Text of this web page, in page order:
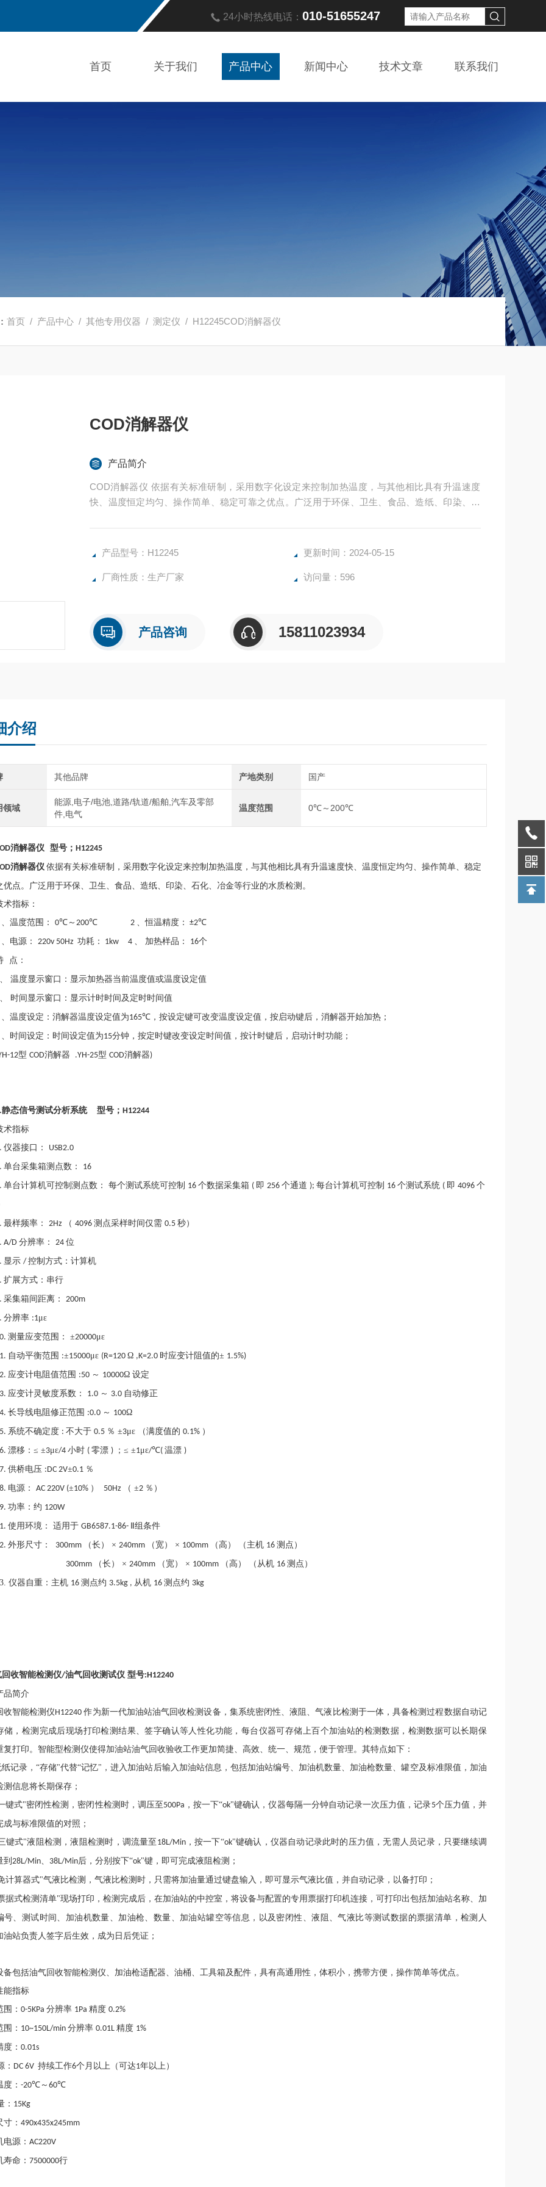
24小时热线电话： 010-51655247
首页 关于我们 产品中心 新闻中心 技术文章 联系我们
首页 / 产品中心 /其他专用仪器 /测定仪 / H12245COD消解器仪
COD消解器仪
产品简介
COD消解器仪 依据有关标准研制，采用数字化设定来控制加热温度，与其他相比具有升温速度
快、温度恒定均匀、操作简单、稳定可靠之优点。广泛用于环保、卫生、食品、造纸、印染、石
产品型号：H12245 更新时间：2024-05-15
厂商性质：生产厂家 访问量：596
产品咨询 15811023934
介绍
其他品牌 产地类别 国产
领域
能源,电子/电池,道路/轨道/船舶,汽车及零部
件,电气
温度范围 0℃～200℃
消解器仪 型号； H12245
消解器仪 依据有关标准研制，采用数字化设定来控制加热温度，与其他相比具有升温速度快、温度恒定均匀、操作简单、稳定
优点。广泛用于环保、卫生、食品、造纸、印染、石化、冶金等行业的水质检测。
术指标：
、温度范围： 0℃～ 200℃ 2 、恒温精度： ±2℃
、电源： 220v 50Hz 功耗： 1kw 4 、 加热样品： 16个
点：
温度显示窗口：显示加热器当前温度值或温度设定值
时间显示窗口：显示计时时间及定时时间值
、温度设定：消解器温度设定值为165℃，按设定键可改变温度设定值，按启动键后，消解器开始加热；
、时间设定：时间设定值为15分钟，按定时键改变设定时间值，按计时键后，启动计时功能；
12型 COD消解器 .YH-25型 COD消解器)
静态信号测试分析系统 型号； H12244
术指标
仪器接口： USB2.0
单台采集箱测点数： 16
单台计算机可控制测点数： 每个测试系统可控制 16 个数据采集箱 ( 即 256 个通道 ); 每台计算机可控制 16 个测试系统 ( 即 4096 个
最样频率： 2Hz （ 4096 测点采样时间仅需 0.5 秒）
A/D 分辨率： 24 位
显示 / 控制方式：计算机
扩展方式：串行
采集箱间距离： 200m
分辨率 :1με
测量应变范围： ±20000με
自动平衡范围 :±15000με (R=120 Ω ,K=2.0 时应变计阻值的± 1.5%)
应变计电阻值范围 :50 ～ 10000Ω 设定
应变计灵敏度系数： 1.0 ～ 3.0 自动修正
长导线电阻修正范围 :0.0 ～ 100Ω
系统不确定度 : 不大于 0.5 ％ ±3με （满度值的 0.1% ）
漂移：≤ ±3με/4 小时 ( 零漂 ) ；≤ ±1με/℃( 温漂 )
供桥电压 :DC 2V±0.1 ％
电源： AC 220V (±10% ） 50Hz （ ±2 ％）
功率：约 120W
使用环境： 适用于 GB6587.1-86- Ⅱ组条件
外形尺寸： 300mm （长） × 240mm （宽） × 100mm （高） （主机 16 测点）
300mm （长） × 240mm （宽） × 100mm （高） （从机 16 测点）
仪器自重：主机 16 测点约 3.5kg , 从机 16 测点约 3kg
回收智能检测仪/油气回收测试仪 型号:H12240
品简介
收智能检测仪H12240作为新一代加油站油气回收检测设备，集系统密闭性、液阻、气液比检测于一体，具备检测过程数据自动记
储，检测完成后现场打印检测结果、签字确认等人性化功能，每台仪器可存储上百个加油站的检测数据，检测数据可以长期保
复打印。智能型检测仪使得加油站油气回收验收工作更加简捷、高效、统一、规范，便于管理。其特点如下：
记录，“存储"代替“记忆"，进入加油站后输入加油站信息，包括加油站编号、加油机数量、加油枪数量、罐空及标准限值，加油
测信息将长期保存；
键式"密闭性检测，密闭性检测时，调压至500Pa ，按一下“ok"键确认，仪器每隔一分钟自动记录一次压力值，记录5个压力值，并
成与标准限值的对照；
键式"液阻检测，液阻检测时，调流量至 18L/Min，按一下“ok"键确认，仪器自动记录此时的压力值，无需人员记录，只要继续调
到 28L/Min、 38L/Min后，分别按下“ok"键，即可完成液阻检测；
计算器式"气液比检测，气液比检测时，只需将加油量通过键盘输入，即可显示气液比值，并自动记录，以备打印；
据式检测清单"现场打印，检测完成后，在加油站的中控室，将设备与配置的专用票据打印机连接，可打印出包括加油站名称、加
号、测试时间、加油机数量、加油枪、数量、加油站罐空等信息，以及密闭性、液阻、气液比等测试数据的票据清单，检测人
油站负责人签字后生效，成为日后凭证；
备包括油气回收智能检测仪、加油枪适配器、油桶、工具箱及配件，具有高通用性，体积小，携带方便，操作简单等优点。
能指标
围： 0-5KPa 分辨率 1Pa 精度 0.2%
： 10~150L/min 分辨率 0.01L 精度 1%
： 0.01s
： DC 6V 持续工作6个月以上（可达1年以上）
： -20℃～ 60℃
： 15Kg
： 490x435x245mm
电源： AC220V
寿命： 7500000行